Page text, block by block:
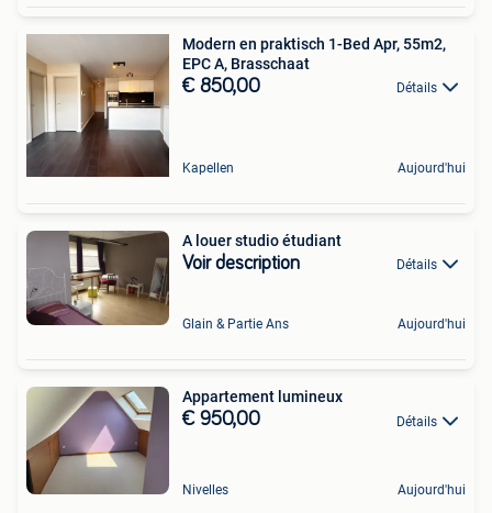
Modern en praktisch 1-Bed Apr, 55m2,
EPC A, Brasschaat
€ 850,00 Détails
Kapellen Aujourd'hui
A louer studio étudiant
Voir description Détails
Glain & Partie Ans Aujourd'hui
Appartement lumineux
€ 950,00 Détails
Nivelles Aujourd'hui